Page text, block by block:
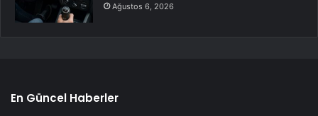
Ağustos 6, 2026
En Güncel Haberler